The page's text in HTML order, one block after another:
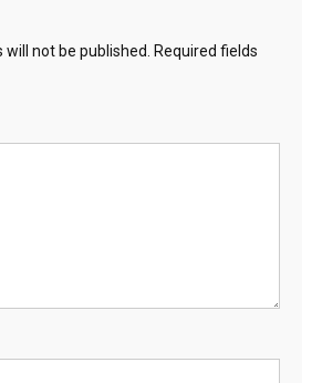
not be published. Required fields